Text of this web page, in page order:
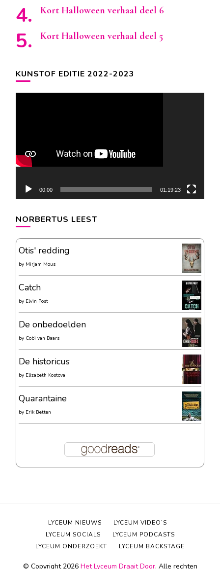
Kort Halloween verhaal deel 6
Kort Halloween verhaal deel 5
KUNSTOF EDITIE 2022-2023
00:00 01:19:23
NORBERTUS LEEST
Otis' redding
by Mirjam Mous
Catch
by Elvin Post
De onbedoelden
by Cobi van Baars
De historicus
by Elizabeth Kostova
Quarantaine
by Erik Betten
© Copyright 2026 Het Lyceum Draait Door. Alle rechten
LYCEUM NIEUWS
LYCEUM VIDEO’S
LYCEUM SOCIALS
LYCEUM PODCASTS
LYCEUM ONDERZOEKT
LYCEUM BACKSTAGE